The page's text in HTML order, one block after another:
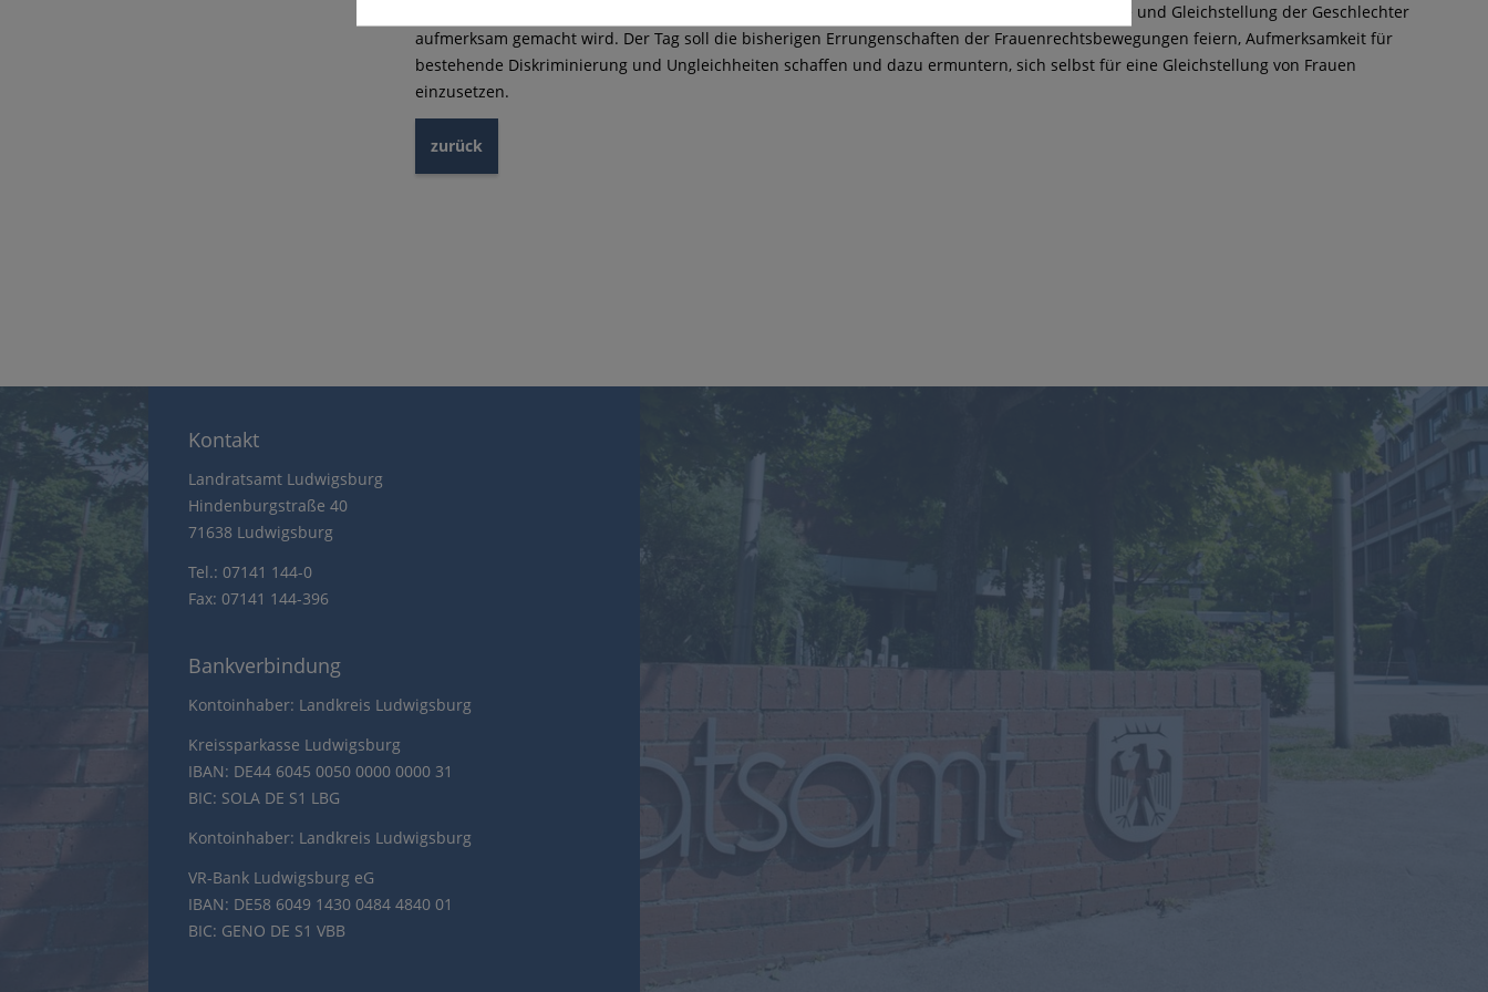
Seit 1911 feiern Frauen den „Internationalen Tag der Frauen“, an dem weltweit auf Frauenrechte und Gleichstellung der Geschlechter
aufmerksam gemacht wird. Der Tag soll die bisherigen Errungenschaften der Frauenrechtsbewegungen feiern, Aufmerksamkeit für
bestehende Diskriminierung und Ungleichheiten schaffen und dazu ermuntern, sich selbst für eine Gleichstellung von Frauen
einzusetzen.
zurück
Kontakt
Landratsamt Ludwigsburg
Hindenburgstraße 40
71638 Ludwigsburg
Tel.: 07141 144-0
Fax: 07141 144-396
Bankverbindung
Kontoinhaber: Landkreis Ludwigsburg
Kreissparkasse Ludwigsburg
IBAN: DE44 6045 0050 0000 0000 31
BIC: SOLA DE S1 LBG
Kontoinhaber: Landkreis Ludwigsburg
VR-Bank Ludwigsburg eG
IBAN: DE58 6049 1430 0484 4840 01
BIC: GENO DE S1 VBB